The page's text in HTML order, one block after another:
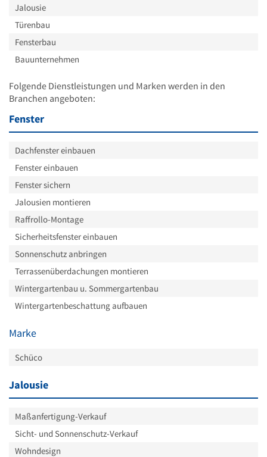
Jalousie
Türenbau
Fensterbau
Bauunternehmen
Folgende Dienstleistungen und Marken werden in den
Branchen angeboten:
Fenster
Dachfenster einbauen
Fenster einbauen
Fenster sichern
Jalousien montieren
Raffrollo-Montage
Sicherheitsfenster einbauen
Sonnenschutz anbringen
Terrassenüberdachungen montieren
Wintergartenbau u. Sommergartenbau
Wintergartenbeschattung aufbauen
Marke
Schüco
Jalousie
Maßanfertigung-Verkauf
Sicht- und Sonnenschutz-Verkauf
Wohndesign